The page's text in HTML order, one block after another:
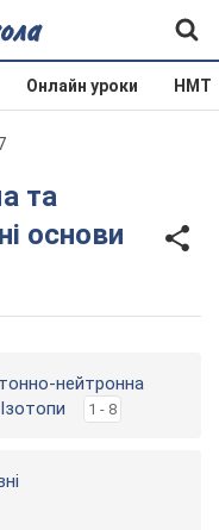
Онлайн уроки НМТ
основи
нейтронна
1 - 8